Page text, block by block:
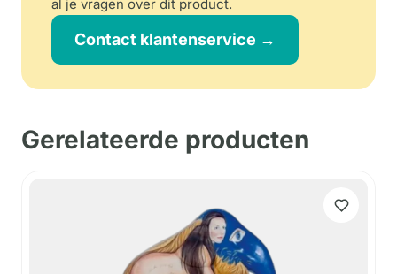
al je vragen over dit product.
Contact klantenservice →
Gerelateerde producten